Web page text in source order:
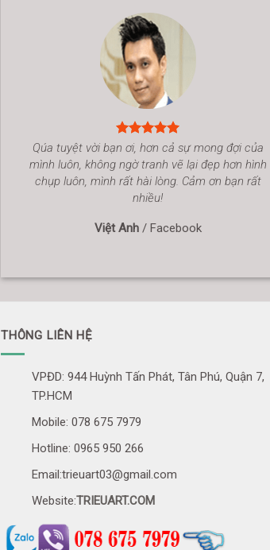
Qúa tuyệt vời bạn ơi, hơn cả sự mong đợi của
mình luôn, không ngờ tranh vẽ lại đẹp hơn hình
chụp luôn, mình rất hài lòng. Cảm ơn bạn rất
nhiều!
Việt Anh / Facebook
THÔNG LIÊN HỆ
VPĐD: 944 Huỳnh Tấn Phát, Tân Phú, Quận 7,
TP.HCM
Mobile: 078 675 7979
Hotline: 0965 950 266
Email:trieuart03@gmail.com
Website:TRIEUART.COM